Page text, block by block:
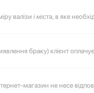
валізи і міста, в яке
вартість та терміни
браку) клієнт
магазин не несе